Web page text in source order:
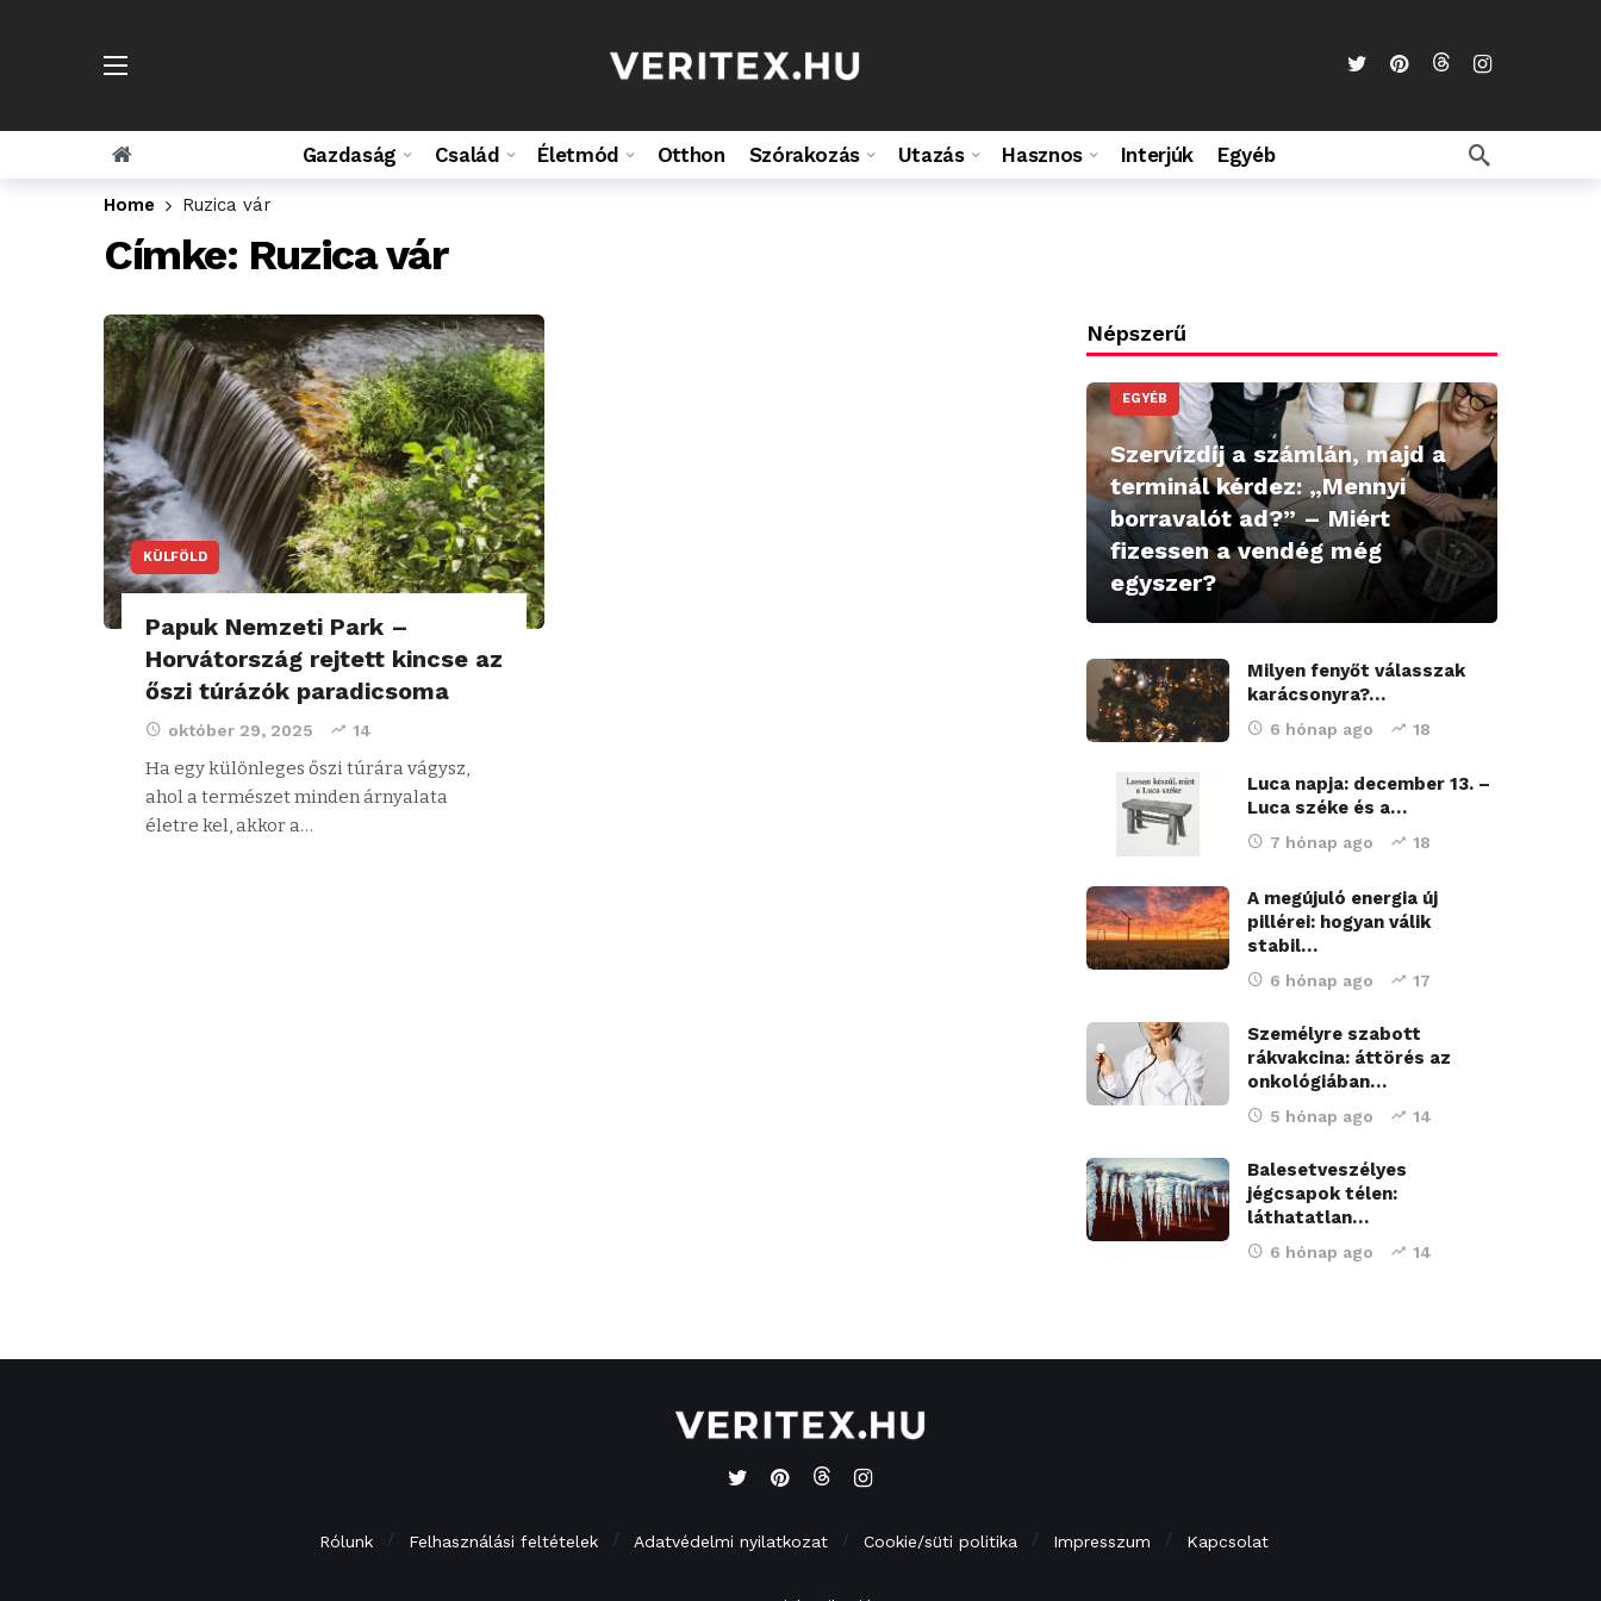
Gazdaság Család Életmód Otthon Szórakozás Utazás Hasznos Interjúk Egyéb
Home Ruzica vár
Címke: Ruzica vár
KÜLFÖLD
Papuk Nemzeti Park –
Horvátország rejtett kincse az
őszi túrázók paradicsoma
október 29, 2025 14
Ha egy különleges őszi túrára vágysz,
ahol a természet minden árnyalata
életre kel, akkor a…
Népszerű
EGYÉB
Szervízdíj a számlán, majd a
terminál kérdez: „Mennyi
borravalót ad?” – Miért
fizessen a vendég még
egyszer?
Milyen fenyőt válasszak
karácsonyra?…
6 hónap ago 18
Luca napja: december 13. –
Luca széke és a…
7 hónap ago 18
A megújuló energia új
pillérei: hogyan válik
stabil…
6 hónap ago 17
Személyre szabott
rákvakcina: áttörés az
onkológiában…
5 hónap ago 14
Balesetveszélyes
jégcsapok télen:
láthatatlan…
6 hónap ago 14
Rólunk Felhasználási feltételek Adatvédelmi nyilatkozat Cookie/süti politika Impresszum Kapcsolat